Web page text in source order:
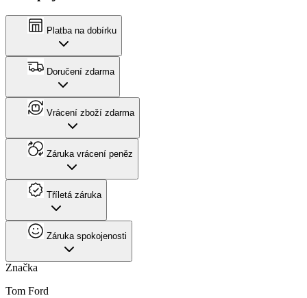
Platba na dobírku
Doručení zdarma
Vrácení zboží zdarma
Záruka vrácení peněz
Tříletá záruka
Záruka spokojenosti
Značka
Tom Ford